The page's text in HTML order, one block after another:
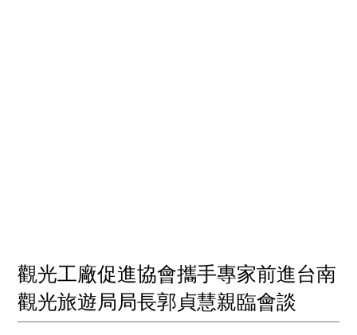
觀光工廠促進協會攜手專家前進台南
觀光旅遊局局長郭貞慧親臨會談